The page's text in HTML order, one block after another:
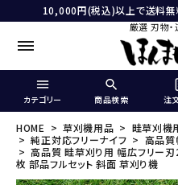
10,000円(税込)以上で送料無
厳選 刃物
カテゴリー 商品検索 注
HOME 草刈機用品 畦草刈機
純正対応フリーナイフ
高品質
高品質 畦草刈り用 幅広フリー
枚 部品フルセット 斜面 草刈り機